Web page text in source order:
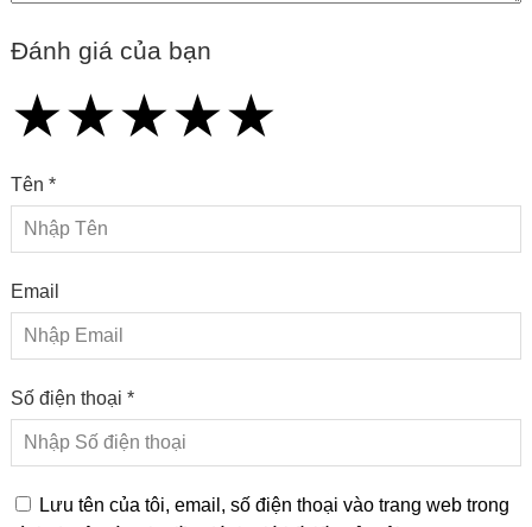
Đánh giá của bạn
★
★★
★★★
★★★★
★★★★★
Tên *
Email
Số điện thoại *
Lưu tên của tôi, email, số điện thoại vào trang web trong